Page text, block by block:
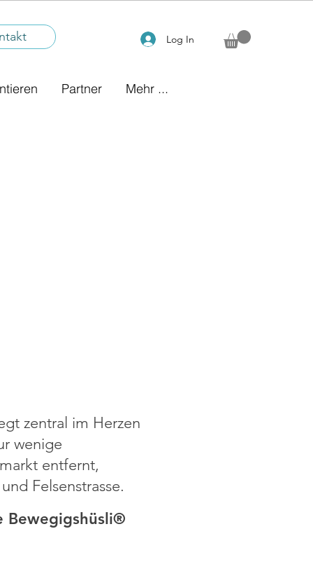
Log In
Partner Mehr ...
zentral im Herzen
wenige
entfernt,
Felsenstrasse.
Bewegigshüsli®